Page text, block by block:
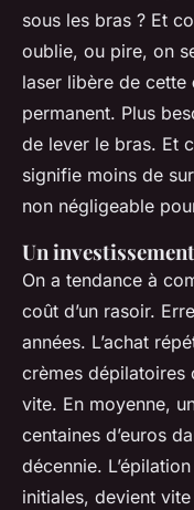
sous les bras ? Et
oublie, ou pire, on
laser libère de cette
permanent. Plus
de lever le bras. Et
signifie moins de
non négligeable
Un
On a tendance à
coût d’un rasoir.
années. L’achat
crèmes dépilatoires
vite. En moyenne,
centaines d’euros
décennie.
initiales, devient vite